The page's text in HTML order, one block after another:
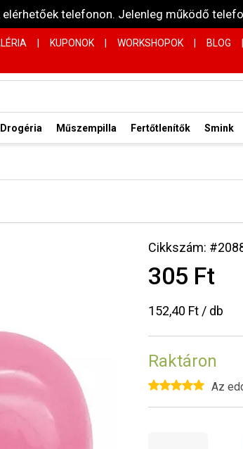
telefonon. Jelenleg működő
KUPONOK WORKSHOPOK BLOG
Drogéria Műszempilla Fertőtlenítők Smink
Cikkszám:
305 Ft
152,40 Ft / db
Raktáron
Az